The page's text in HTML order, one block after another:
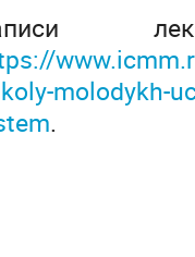
molodykh-
.